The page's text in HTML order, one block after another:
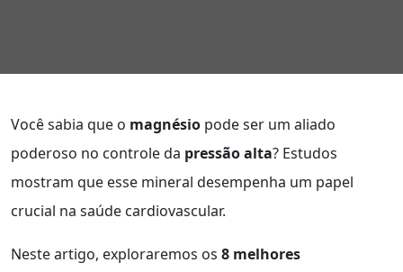
Você sabia que o magnésio pode ser um aliado
poderoso no controle da pressão alta? Estudos
mostram que esse mineral desempenha um papel
crucial na saúde cardiovascular.
Neste artigo, exploraremos os 8 melhores